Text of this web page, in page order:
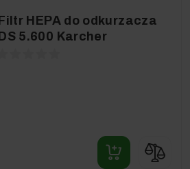
Filtr HEPA do odkurzacza
DS 5.600 Karcher